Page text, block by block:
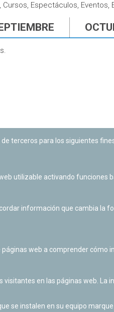
Espectáculos,
terceros para los siguientes
utilizable activando funciones
información que cambia la
web a comprender
visitantes en las páginas web. La
se instalen en su equipo